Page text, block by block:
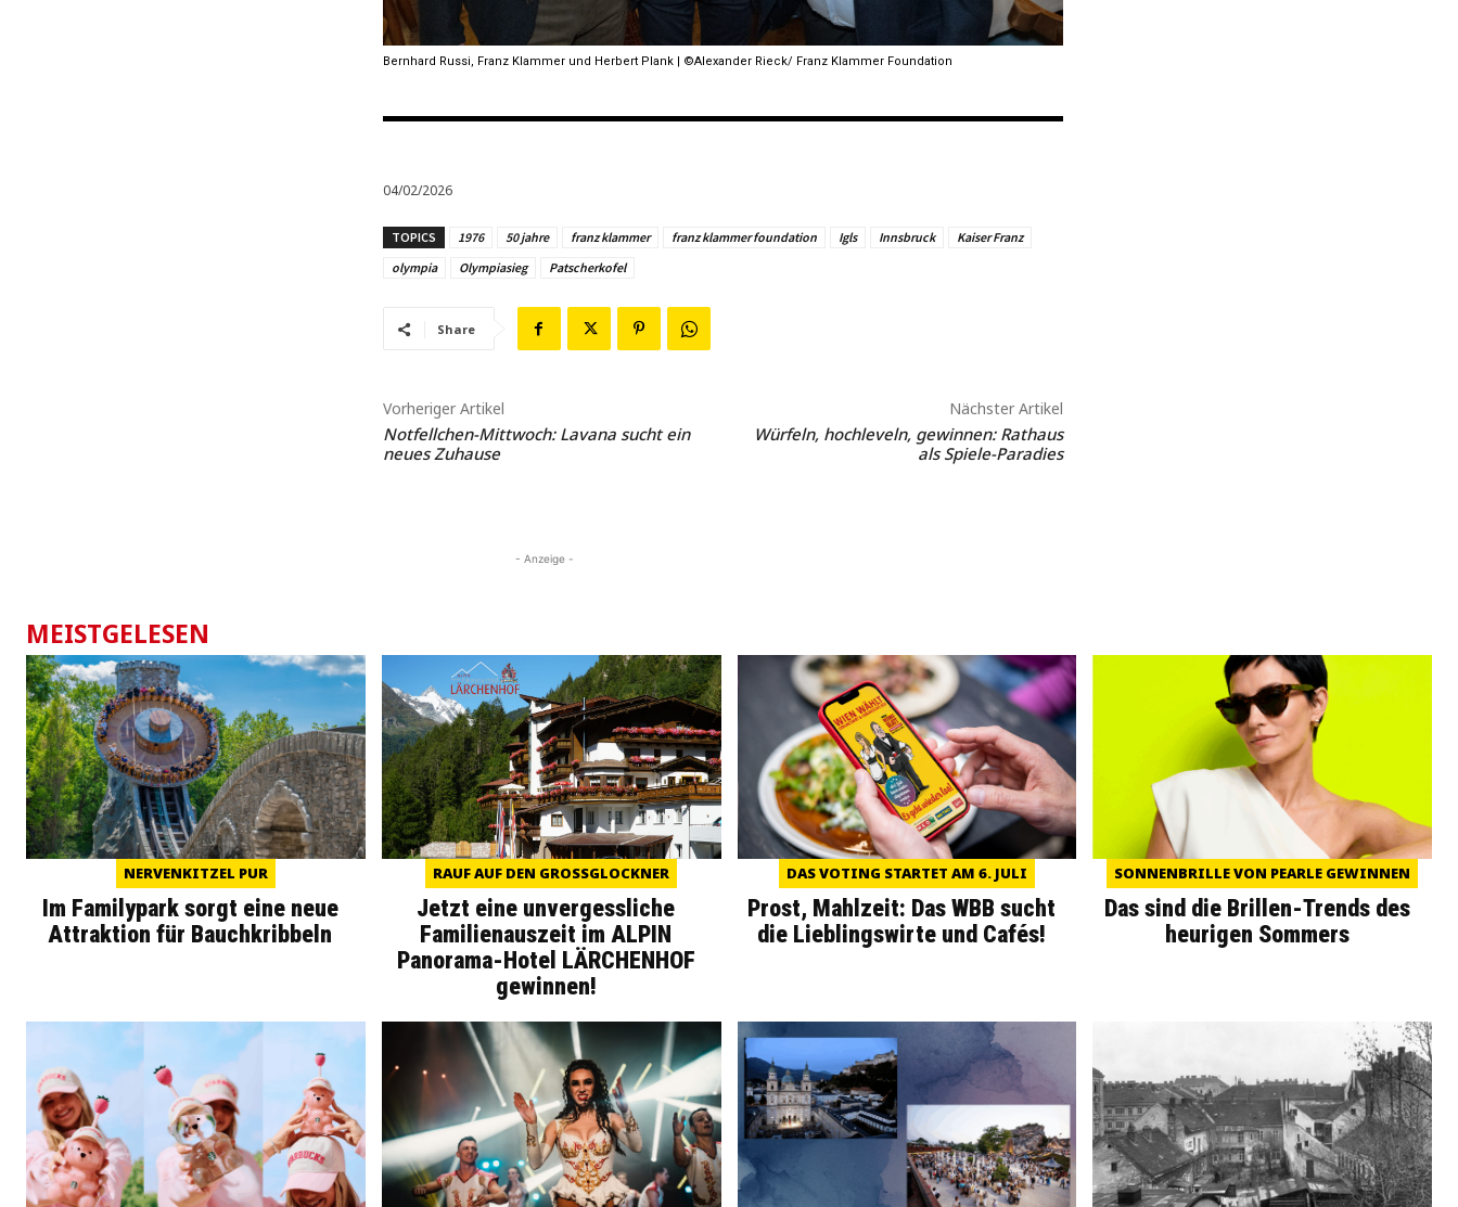
Bernhard Russi, Franz Klammer und Herbert Plank | ©Alexander Rieck/ Franz Klammer Foundation
04/02/2026
TOPICS 1976 50 jahre franz klammer franz klammer foundation Igls Innsbruck
Kaiser Franz
olympia
Olympiasieg Patscherkofel
Share
Vorheriger Artikel
Notfellchen-Mittwoch: Lavana sucht ein
neues Zuhause
Nächster Artikel
Würfeln, hochleveln, gewinnen: Rathaus
als Spiele-Paradies
- Anzeige -
MEISTGELESEN
NERVENKITZEL PUR
Im Familypark sorgt eine neue
Attraktion für Bauchkribbeln
RAUF AUF DEN GROSSGLOCKNER
Jetzt eine unvergessliche
Familienauszeit im ALPIN
Panorama-Hotel LÄRCHENHOF
gewinnen!
DAS VOTING STARTET AM 6. JULI
Prost, Mahlzeit: Das WBB sucht
die Lieblingswirte und Cafés!
SONNENBRILLE VON PEARLE GEWINNEN
Das sind die Brillen-Trends des
heurigen Sommers